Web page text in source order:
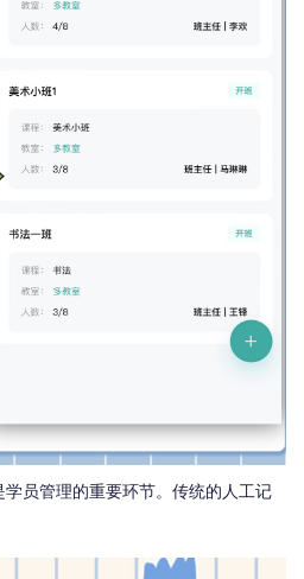
员管理的重要环节。传统的人工记